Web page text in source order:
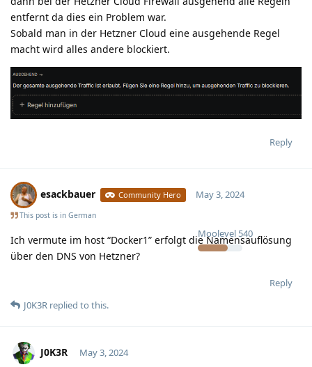
entfernt da dies ein Problem war.
Sobald man in der Hetzner Cloud eine ausgehende Regel
macht wird alles andere blockiert.
Reply
esackbauer Community Hero
Moolevel 540
May 3, 2024
This post is in German
Ich vermute im host “Docker1” erfolgt die Namensauflösung
über den DNS von Hetzner?
Reply
J0K3R replied to this.
J0K3R May 3, 2024